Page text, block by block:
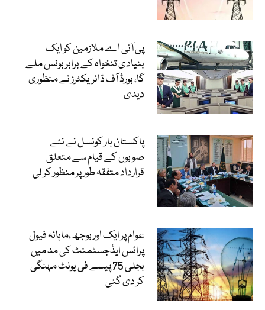
پی آئی اے ملازمین کو ایک
بنیادی تنخواہ کے برابر بونس ملے
گا، بورڈ آف ڈائریکٹرز نے منظوری
دیدی
پاکستان بار کونسل نے نئے
صوبوں کے قیام سے متعلق
قرارداد متفقہ طور پر منظور کر لی
عوام پر ایک اور بوجھ،ماہانہ فیول
پرائس ایڈجسٹمنٹ کی مد میں
بجلی 75 پیسے فی یونٹ مہنگی
کر دی گئی